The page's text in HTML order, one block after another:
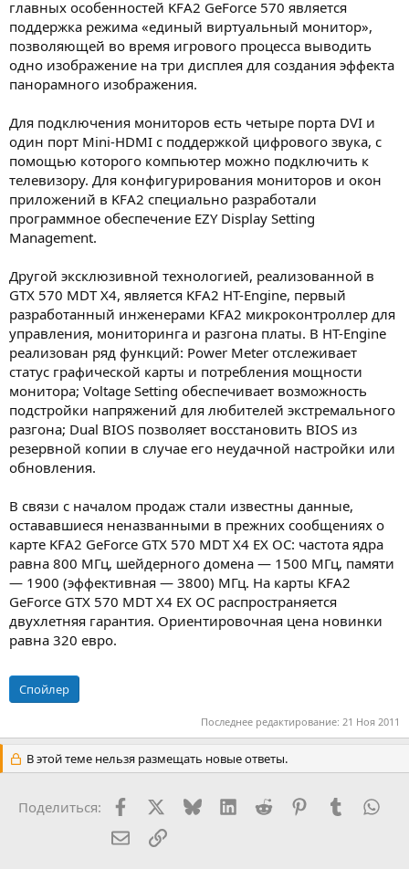
главных особенностей KFA2 GeForce 570 является
поддержка режима «единый виртуальный монитор»,
позволяющей во время игрового процесса выводить
одно изображение на три дисплея для создания эффекта
панорамного изображения.
Для подключения мониторов есть четыре порта DVI и
один порт Mini-HDMI с поддержкой цифрового звука, с
помощью которого компьютер можно подключить к
телевизору. Для конфигурирования мониторов и окон
приложений в KFA2 специально разработали
программное обеспечение EZY Display Setting
Management.
Другой эксклюзивной технологией, реализованной в
GTX 570 MDT X4, является KFA2 HT-Engine, первый
разработанный инженерами KFA2 микроконтроллер для
управления, мониторинга и разгона платы. В HT-Engine
реализован ряд функций: Power Meter отслеживает
статус графической карты и потребления мощности
монитора; Voltage Setting обеспечивает возможность
подстройки напряжений для любителей экстремального
разгона; Dual BIOS позволяет восстановить BIOS из
резервной копии в случае его неудачной настройки или
обновления.
В связи с началом продаж стали известны данные,
остававшиеся неназванными в прежних сообщениях о
карте KFA2 GeForce GTX 570 MDT X4 EX OC: частота ядра
равна 800 МГц, шейдерного домена — 1500 МГц, памяти
— 1900 (эффективная — 3800) МГц. На карты KFA2
GeForce GTX 570 MDT X4 EX OC распространяется
двухлетняя гарантия. Ориентировочная цена новинки
равна 320 евро.
Спойлер
Последнее редактирование: 21 Ноя 2011
В этой теме нельзя размещать новые ответы.
Поделиться: FacebookX (Twitter)
BlueskyLinkedInReddit PinterestTumblr
Электронная почта
Ссылка